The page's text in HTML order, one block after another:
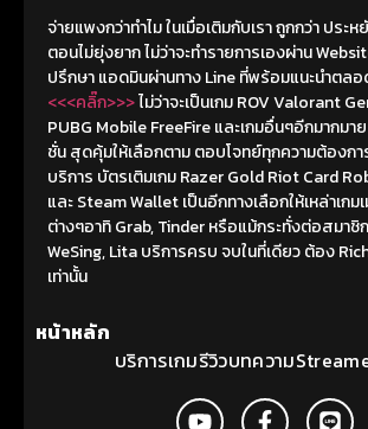
จ่ายแพงกว่าทำไม ในเมื่อเติมกับเรา ถูกกว่า ประห
ตอนไม่ยุ่งยาก ไม่ว่าจะทำรายการเองผ่าน
ปรึกษา แอดมินผ่านทาง Line ที่พร้อมแนะนำตลอ
<<<คลิ๊ก>>>ไม่ว่าจะเป็นเกม ROV Valorant
PUBG Mobile FreeFire และเกมอื่นๆอีกมากมา
ชั่น สุดคุ้มให้เลือกตาม ตอบโจทย์ทุกความต้องก
บริการ บัตรเติมเกม Razer Gold Riot Card
และ Steam Wallet เป็นอีกทางเลือกให้เหล่าเก
ต่างๆอาทิ Grab, Tinder หรือแม้กระทั่งต่อสมาชิ
WeSing, Lita บริการครบ จบในที่เดียว ต้อง
เท่านั้น
หน้าหลัก
บริการเกมรีวิวบทความ